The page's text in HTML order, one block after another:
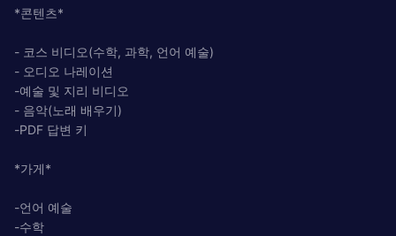
*콘텐츠*
- 코스 비디오(수학, 과학, 언어 예술)
- 오디오 나레이션
-예술 및 지리 비디오
- 음악(노래 배우기)
-PDF 답변 키
*가게*
-언어 예술
-수학